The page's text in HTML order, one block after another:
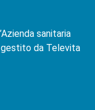
sanitaria
gestito da Televita